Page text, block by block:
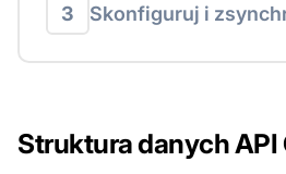
3 Skonfiguruj i
Struktura danych